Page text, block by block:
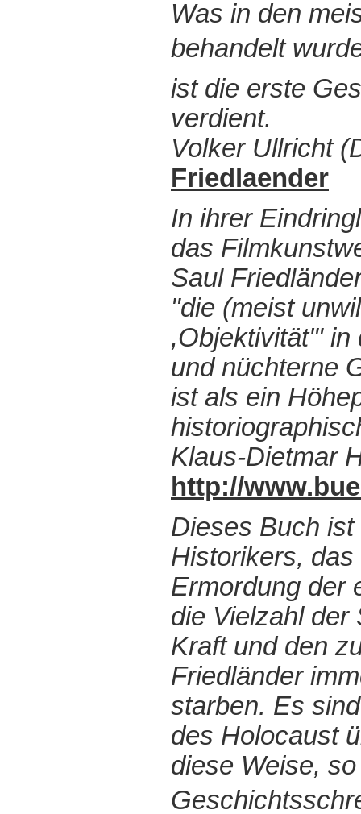
Was in den
behandelt
ist die erste
verdient.
Volker Ullricht
Friedlaender
In ihrer
das
Saul
"die (meist
,Objektivität'" in
und nüchterne
ist als ein
Klaus-Dietmar
http://
Dieses Buch
Historikers,
Ermordung der
die Vielzahl der
Kraft und den
Friedländer
starben. Es
des Holocaust
diese Weise,